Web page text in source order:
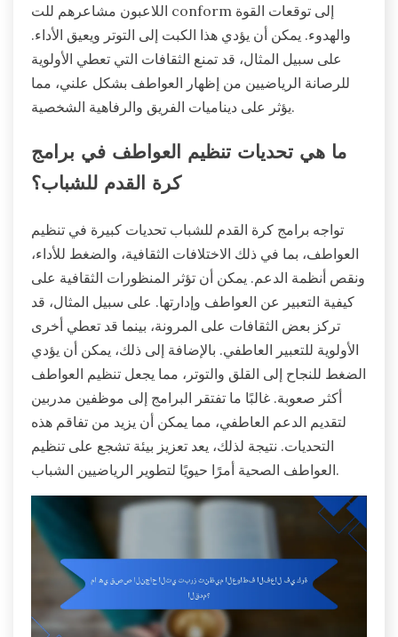
اللاعبون مشاعرهم للت conform إلى توقعات القوة
والهدوء. يمكن أن يؤدي هذا الكبت إلى التوتر ويعيق الأداء.
على سبيل المثال، قد تمنع الثقافات التي تعطي الأولوية
للرصانة الرياضيين من إظهار العواطف بشكل علني، مما
يؤثر على ديناميات الفريق والرفاهية الشخصية.
ما هي تحديات تنظيم العواطف في برامج
كرة القدم للشباب؟
تواجه برامج كرة القدم للشباب تحديات كبيرة في تنظيم
العواطف، بما في ذلك الاختلافات الثقافية، والضغط للأداء،
ونقص أنظمة الدعم. يمكن أن تؤثر المنظورات الثقافية على
كيفية التعبير عن العواطف وإدارتها. على سبيل المثال، قد
تركز بعض الثقافات على المرونة، بينما قد تعطي أخرى
الأولوية للتعبير العاطفي. بالإضافة إلى ذلك، يمكن أن يؤدي
الضغط للنجاح إلى القلق والتوتر، مما يجعل تنظيم العواطف
أكثر صعوبة. غالبًا ما تفتقر البرامج إلى موظفين مدربين
لتقديم الدعم العاطفي، مما يمكن أن يزيد من تفاقم هذه
التحديات. نتيجة لذلك، يعد تعزيز بيئة تشجع على تنظيم
العواطف الصحية أمرًا حيويًا لتطوير الرياضيين الشباب.